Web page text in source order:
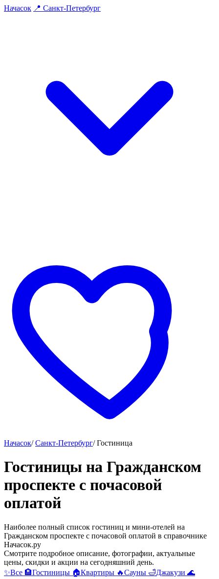
Начасок 📍 Санкт-Петербург
Начасок/ Санкт-Петербург/ Гостиница
Гостиницы на Гражданском
проспекте c почасовой
оплатой
Наиболее полный список гостиниц и мини-отелей на
Гражданском проспекте c почасовой оплатой в справочнике
Начасок.ру
Смотрите подробное описание, фотографии, актуальные
цены, скидки и акции на сегодняшний день.
✨Все 🏨Гостиницы 🏠Квартиры 🔥Сауны 🛁Джакузи 🌊